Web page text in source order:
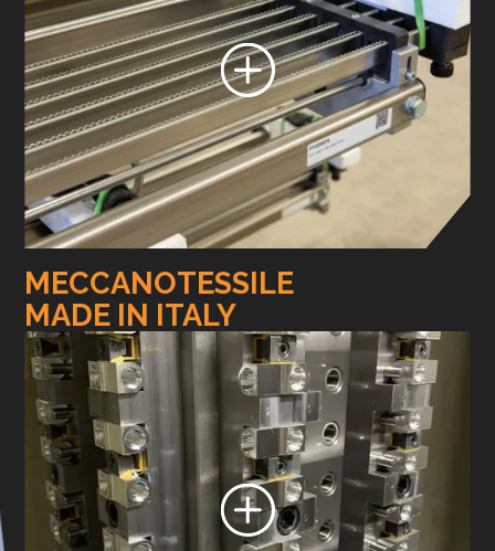
MECCANOTESSILE
MADE IN ITALY